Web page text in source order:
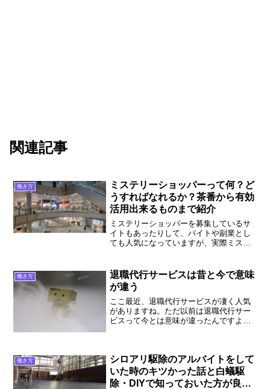
関連記事
働き方
ミステリーショッパーって何？ど
うすればなれるか？茶番から有効
活用出来るものまで紹介
ミステリーショッパーを募集しているサ
イトもあったりして、バイトや副業とし
ても人気になっていますが、実際ミステ
く働いていてミステリーショッパーの対
応も何度かしたことがある僕が、詳しく
説明していきます。
働き方
退職代行サービスは昔と今で意味
が違う
ここ最近、退職代行サービスが凄く人気
がありますね。ただ以前は退職代行サー
ビスって今とは意味が違ったんですよ。
す。
働き方
シロアリ駆除のアルバイトをして
いた時のキツかった話と白蟻駆
除・DIYで知っておいた方が良い